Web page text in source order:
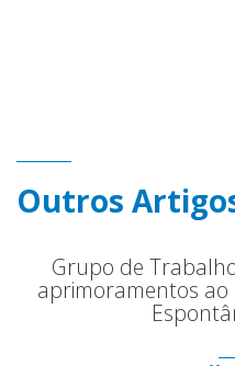
Outros
Grupo de
aprimoramentos ao